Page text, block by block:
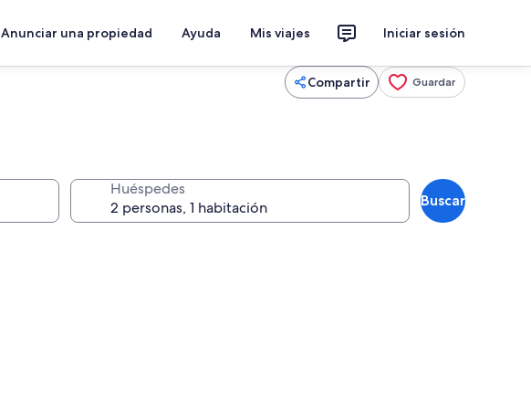
Anunciar una propiedad Ayuda Mis viajes Iniciar sesión
Compartir Guardar
Huéspedes
Buscar